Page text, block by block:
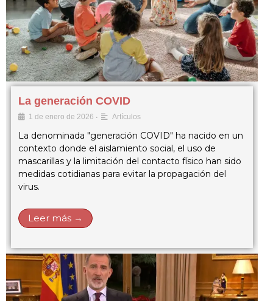
La generación COVID
1 de enero de 2026 • Artículos
La denominada "generación COVID" ha nacido en un
contexto donde el aislamiento social, el uso de
mascarillas y la limitación del contacto físico han sido
medidas cotidianas para evitar la propagación del
virus.
Leer más →